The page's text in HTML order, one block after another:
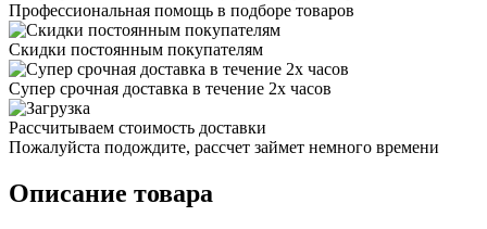
Профессиональная помощь в подборе товаров
Скидки постоянным покупателям
Супер срочная доставка в течение 2х часов
Рассчитываем стоимость доставки
Пожалуйста подождите, рассчет займет немного времени
Описание товара